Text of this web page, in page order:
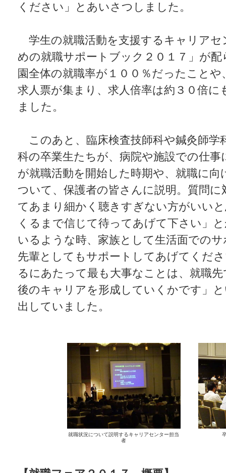
ください」とあいさつしました。
学生の就職活動を支援するキャリアセ
めの就職サポートブック２０１７」が
園全体の就職率が１００％だったこと
求人票が集まり、求人倍率は約３０倍
ました。
このあと、臨床検査技師科や鍼灸師学
科の卒業生たちが、病院や施設での仕
が就職活動を開始した時期や、就職に
ついて、保護者の皆さんに説明。質問
てあまり細かく聴きすぎない方がいい
くるまで信じて待ってあげて下さい」
いるような時、家族として生活面での
先輩としてもサポートしてあげてくだ
るにあたって最も大事なことは、就職
後のキャリアを形成していくかです」
出していました。
就職状況について説明するキャリアセンター担当
者